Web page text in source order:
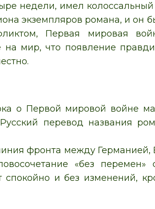
недели, имел колоссальный
экземпляров романа, и он
Первая мировая
мир, что появление
о Первой мировой войне
перевод названия
фронта между Германией,
«без перемен»
и без изменений,